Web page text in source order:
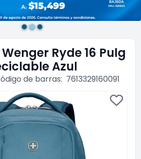
Ryde 16 Pulg
Azul
de barras: 7613329160091